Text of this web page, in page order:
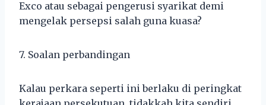
Exco atau sebagai pengerusi syarikat demi
mengelak persepsi salah guna kuasa?
7. Soalan perbandingan
Kalau perkara seperti ini berlaku di peringkat